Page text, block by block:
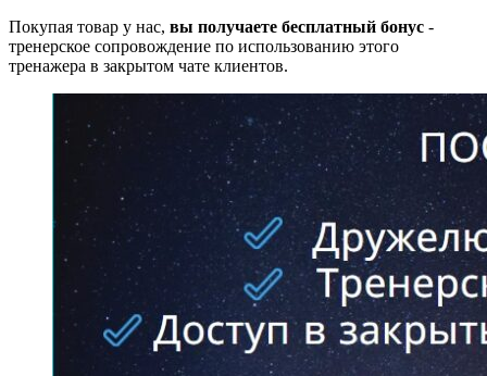
Покупая товар у нас, вы получаете бесплатный бонус -
тренерское сопровождение по использованию этого
тренажера в закрытом чате клиентов.